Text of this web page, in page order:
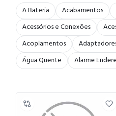
A Bateria Acabamentos
Acessórios e Conexões
Acoplamentos
Água Quente
Alarme